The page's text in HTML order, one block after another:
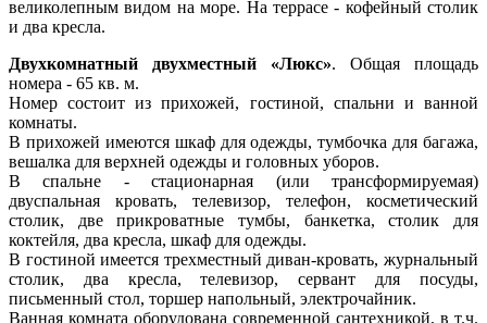
великолепным видом на море. На террасе - кофейный столик
и два кресла.
Двухкомнатный двухместный «Люкс». Общая площадь
номера - 65 кв. м.
Номер состоит из прихожей, гостиной, спальни и ванной
комнаты.
В прихожей имеются шкаф для одежды, тумбочка для багажа,
вешалка для верхней одежды и головных уборов.
В спальне - стационарная (или трансформируемая)
двуспальная кровать, телевизор, телефон, косметический
столик, две прикроватные тумбы, банкетка, столик для
коктейля, два кресла, шкаф для одежды.
В гостиной имеется трехместный диван-кровать, журнальный
столик, два кресла, телевизор, сервант для посуды,
письменный стол, торшер напольный, электрочайник.
Ванная комната оборудована современной сантехникой, в т.ч.